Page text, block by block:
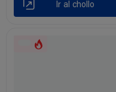
Ir al chollo